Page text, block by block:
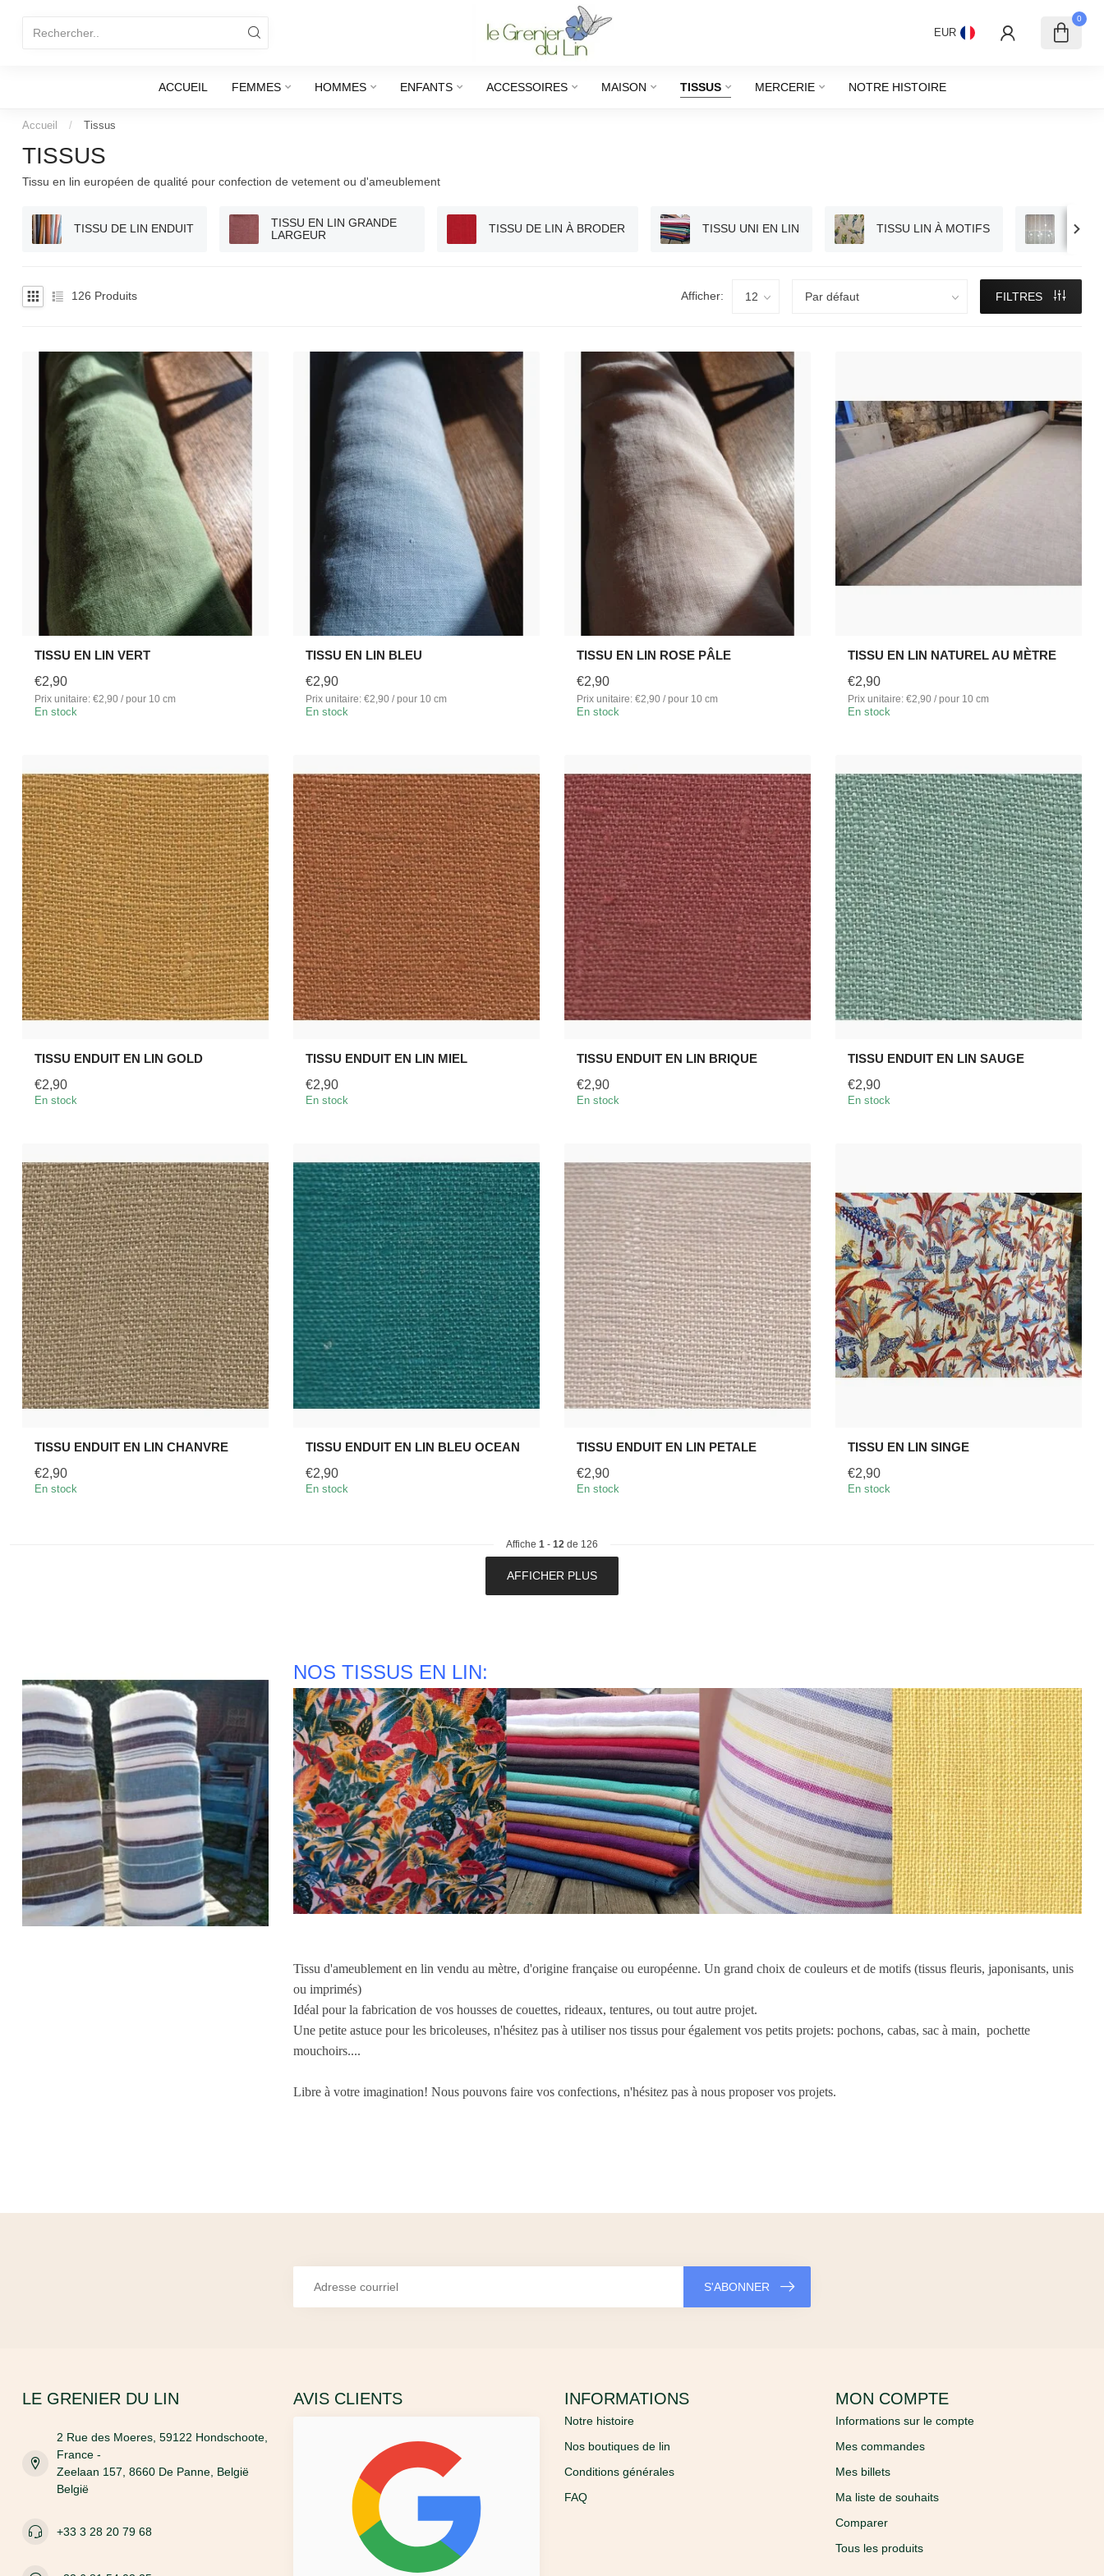
EUR
0
ACCUEIL FEMMES HOMMES ENFANTS ACCESSOIRES MAISON TISSUS MERCERIE NOTRE HISTOIRE
Accueil / Tissus
TISSUS
Tissu en lin européen de qualité pour confection de vetement ou d'ameublement
TISSU DE LIN ENDUIT
TISSU EN LIN GRANDE
LARGEUR
TISSU DE LIN À BRODER TISSU UNI EN LIN TISSU LIN À MOTIFS
LIN
126 Produits Afficher: FILTRES
TISSU EN LIN VERT
€2,90
Prix unitaire: €2,90 / pour 10 cm
En stock
TISSU EN LIN BLEU
€2,90
Prix unitaire: €2,90 / pour 10 cm
En stock
TISSU EN LIN ROSE PÂLE
€2,90
Prix unitaire: €2,90 / pour 10 cm
En stock
TISSU EN LIN NATUREL AU MÈTRE
€2,90
Prix unitaire: €2,90 / pour 10 cm
En stock
TISSU ENDUIT EN LIN GOLD
€2,90
En stock
TISSU ENDUIT EN LIN MIEL
€2,90
En stock
TISSU ENDUIT EN LIN BRIQUE
€2,90
En stock
TISSU ENDUIT EN LIN SAUGE
€2,90
En stock
TISSU ENDUIT EN LIN CHANVRE
€2,90
En stock
TISSU ENDUIT EN LIN BLEU OCEAN
€2,90
En stock
TISSU ENDUIT EN LIN PETALE
€2,90
En stock
TISSU EN LIN SINGE
€2,90
En stock
Affiche 1 - 12 de 126
AFFICHER PLUS
NOS TISSUS EN LIN:
Tissu d'ameublement en lin vendu au mètre, d'origine française ou européenne. Un grand choix de couleurs et de motifs (tissus fleuris, japonisants, unis
ou imprimés)
Idéal pour la fabrication de vos housses de couettes, rideaux, tentures, ou tout autre projet.
Une petite astuce pour les bricoleuses, n'hésitez pas à utiliser nos tissus pour également vos petits projets: pochons, cabas, sac à main, pochette
mouchoirs....
Libre à votre imagination! Nous pouvons faire vos confections, n'hésitez pas à nous proposer vos projets.
S'ABONNER
LE GRENIER DU LIN
2 Rue des Moeres, 59122 Hondschoote,
France -
Zeelaan 157, 8660 De Panne, België
België
+33 3 28 20 79 68
AVIS CLIENTS INFORMATIONS
Notre histoire
Nos boutiques de lin
Conditions générales
FAQ
MON COMPTE
Informations sur le compte
Mes commandes
Mes billets
Ma liste de souhaits
Comparer
Tous les produits